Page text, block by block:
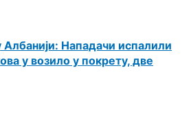
Нападачи испалили
у возило у покрету, две